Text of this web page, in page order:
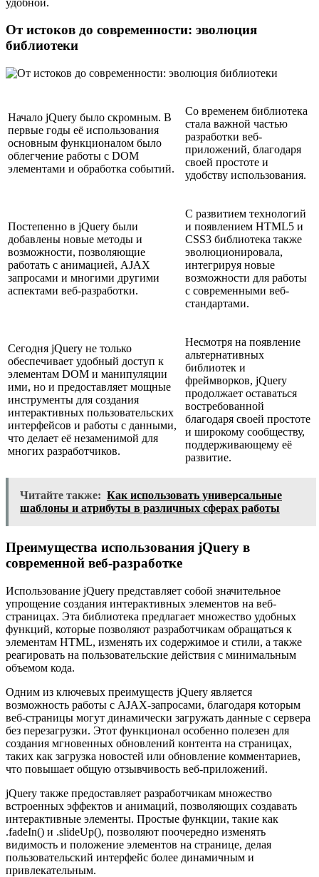
От истоков до современности: эволюция
библиотеки
Начало jQuery было скромным. В
первые годы её использования
основным функционалом было
облегчение работы с DOM
элементами и обработка событий.
Со временем библиотека
стала важной частью
разработки веб-
приложений, благодаря
своей простоте и
удобству использования.
Постепенно в jQuery были
добавлены новые методы и
возможности, позволяющие
работать с анимацией, AJAX
запросами и многими другими
аспектами веб-разработки.
С развитием технологий
и появлением HTML5 и
CSS3 библиотека также
эволюционировала,
интегрируя новые
возможности для работы
с современными веб-
стандартами.
Сегодня jQuery не только
обеспечивает удобный доступ к
элементам DOM и манипуляции
ими, но и предоставляет мощные
инструменты для создания
интерактивных пользовательских
интерфейсов и работы с данными,
что делает её незаменимой для
многих разработчиков.
Несмотря на появление
альтернативных
библиотек и
фреймворков, jQuery
продолжает оставаться
востребованной
благодаря своей простоте
и широкому сообществу,
поддерживающему её
развитие.
Читайте также: Как использовать универсальные
шаблоны и атрибуты в различных сферах работы
Преимущества использования jQuery в
современной веб-разработке
Использование jQuery представляет собой значительное
упрощение создания интерактивных элементов на веб-
страницах. Эта библиотека предлагает множество удобных
функций, которые позволяют разработчикам обращаться к
элементам HTML, изменять их содержимое и стили, а также
реагировать на пользовательские действия с минимальным
объемом кода.
Одним из ключевых преимуществ jQuery является
возможность работы с AJAX-запросами, благодаря которым
веб-страницы могут динамически загружать данные с сервера
без перезагрузки. Этот функционал особенно полезен для
создания мгновенных обновлений контента на страницах,
таких как загрузка новостей или обновление комментариев,
что повышает общую отзывчивость веб-приложений.
jQuery также предоставляет разработчикам множество
встроенных эффектов и анимаций, позволяющих создавать
интерактивные элементы. Простые функции, такие как
.fadeIn() и .slideUp(), позволяют поочередно изменять
видимость и положение элементов на странице, делая
пользовательский интерфейс более динамичным и
привлекательным.